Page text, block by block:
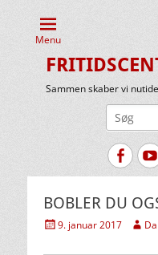
Menu
Sammen skaber vi
BOBLER DU
Udgivet
9. januar 2017